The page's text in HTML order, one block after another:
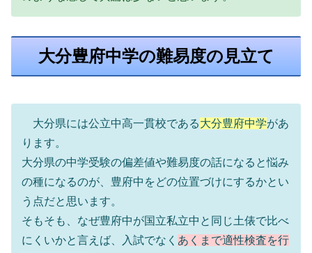
大分豊府中学の難易度の見立て
大分県には公立中高一貫校である大分豊府中学があ
ります。
大分県の中学受験の偏差値や難易度の話になると悩み
の種になるのが、豊府中をどの位置づけにするかとい
う点だと思います。
そもそも、なぜ豊府中が国立私立中と同じ土俵で比べ
にくいかと言えば、入試でなく あくまで適性検査を行